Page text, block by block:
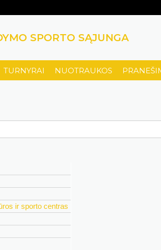
SPORTO SĄJUNGA
TURNYRAI NUOTRAUKOS
ir sporto centras